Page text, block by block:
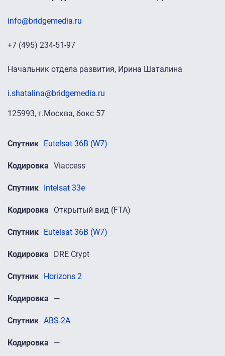
info@bridgemedia.ru
+7 (495) 234-51-97
Начальник отдела развития, Ирина Шаталина
i.shatalina@bridgemedia.ru
125993, г.Москва, бокс 57
Спутник Eutelsat 36B (W7)
Кодировка Viaccess
Спутник Intelsat 33e
Кодировка Открытый вид (FTA)
Спутник Eutelsat 36B (W7)
Кодировка DRE Crypt
Спутник Horizons 2
Кодировка —
Спутник ABS-2A
Кодировка —